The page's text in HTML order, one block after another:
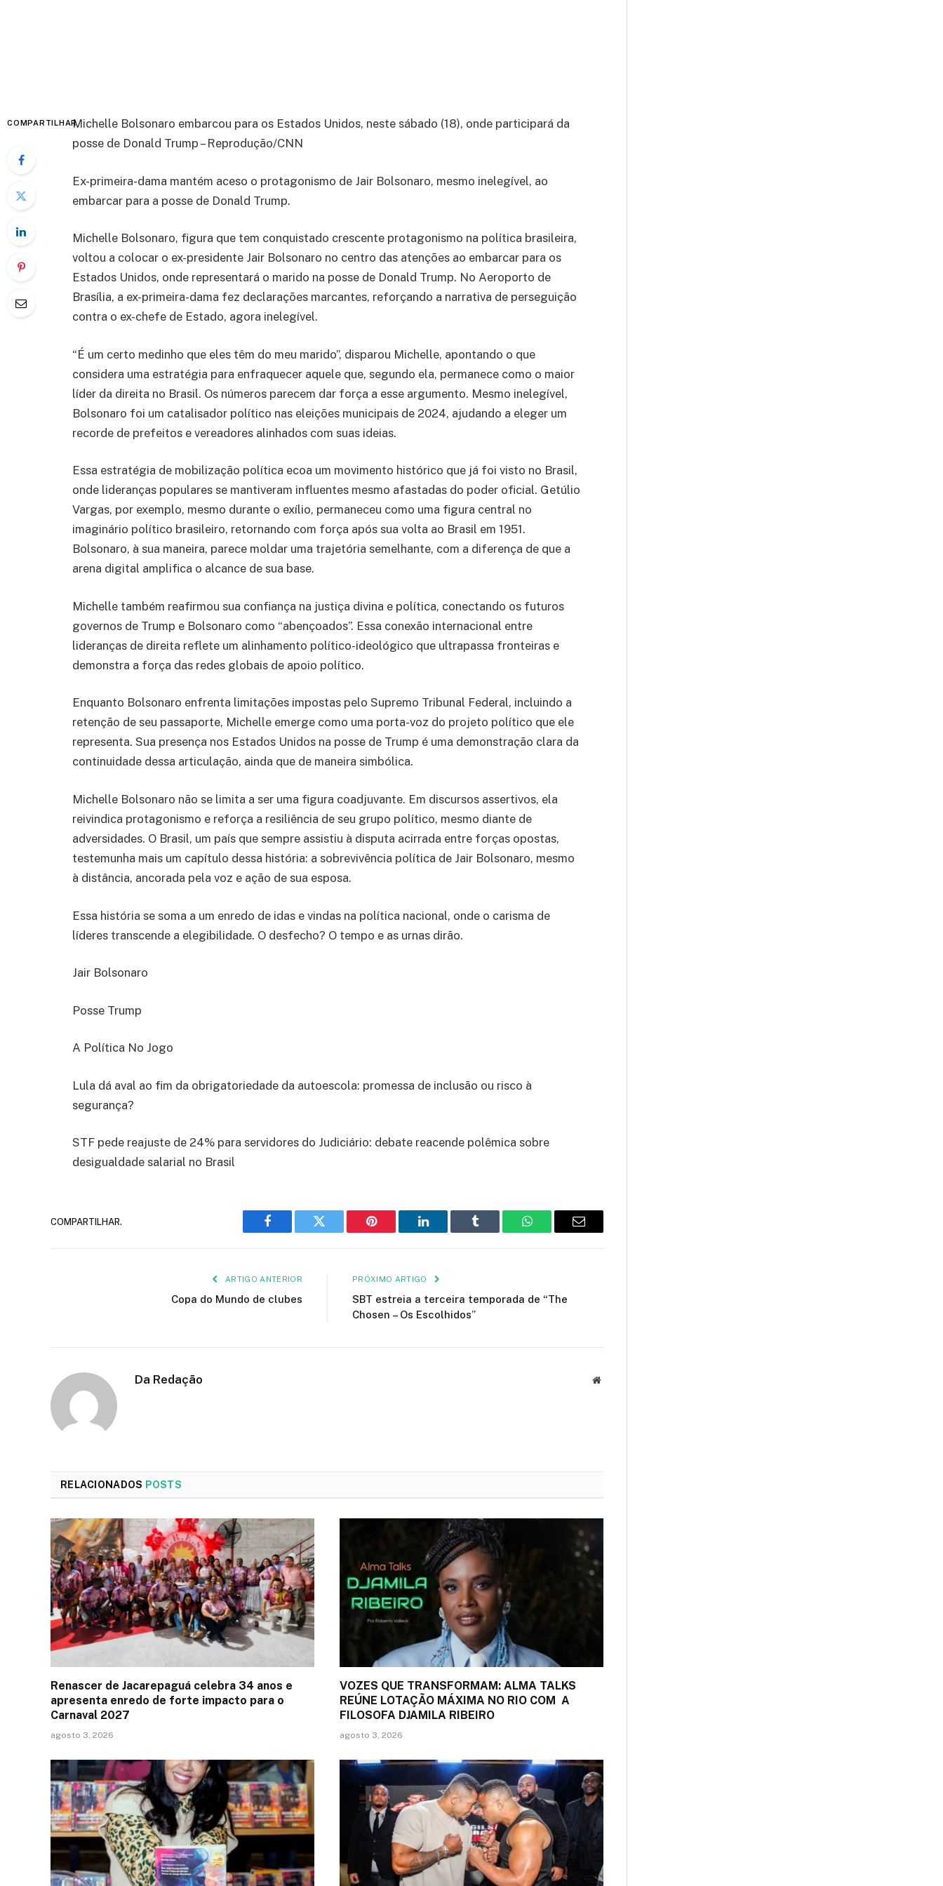
COMPARTILHARMichelle Bolsonaro embarcou para os Estados Unidos, neste sábado (18), onde participará da
posse de Donald Trump – Reprodução/CNN
Ex-primeira-dama mantém aceso o protagonismo de Jair Bolsonaro, mesmo inelegível, ao
embarcar para a posse de Donald Trump.
Michelle Bolsonaro, figura que tem conquistado crescente protagonismo na política brasileira,
voltou a colocar o ex-presidente Jair Bolsonaro no centro das atenções ao embarcar para os
Estados Unidos, onde representará o marido na posse de Donald Trump. No Aeroporto de
Brasília, a ex-primeira-dama fez declarações marcantes, reforçando a narrativa de perseguição
contra o ex-chefe de Estado, agora inelegível.
“É um certo medinho que eles têm do meu marido”, disparou Michelle, apontando o que
considera uma estratégia para enfraquecer aquele que, segundo ela, permanece como o maior
líder da direita no Brasil. Os números parecem dar força a esse argumento. Mesmo inelegível,
Bolsonaro foi um catalisador político nas eleições municipais de 2024, ajudando a eleger um
recorde de prefeitos e vereadores alinhados com suas ideias.
Essa estratégia de mobilização política ecoa um movimento histórico que já foi visto no Brasil,
onde lideranças populares se mantiveram influentes mesmo afastadas do poder oficial. Getúlio
Vargas, por exemplo, mesmo durante o exílio, permaneceu como uma figura central no
imaginário político brasileiro, retornando com força após sua volta ao Brasil em 1951.
Bolsonaro, à sua maneira, parece moldar uma trajetória semelhante, com a diferença de que a
arena digital amplifica o alcance de sua base.
Michelle também reafirmou sua confiança na justiça divina e política, conectando os futuros
governos de Trump e Bolsonaro como “abençoados”. Essa conexão internacional entre
lideranças de direita reflete um alinhamento político-ideológico que ultrapassa fronteiras e
demonstra a força das redes globais de apoio político.
Enquanto Bolsonaro enfrenta limitações impostas pelo Supremo Tribunal Federal, incluindo a
retenção de seu passaporte, Michelle emerge como uma porta-voz do projeto político que ele
representa. Sua presença nos Estados Unidos na posse de Trump é uma demonstração clara da
continuidade dessa articulação, ainda que de maneira simbólica.
Michelle Bolsonaro não se limita a ser uma figura coadjuvante. Em discursos assertivos, ela
reivindica protagonismo e reforça a resiliência de seu grupo político, mesmo diante de
adversidades. O Brasil, um país que sempre assistiu à disputa acirrada entre forças opostas,
testemunha mais um capítulo dessa história: a sobrevivência política de Jair Bolsonaro, mesmo
à distância, ancorada pela voz e ação de sua esposa.
Essa história se soma a um enredo de idas e vindas na política nacional, onde o carisma de
líderes transcende a elegibilidade. O desfecho? O tempo e as urnas dirão.
Jair Bolsonaro
Posse Trump
A Política No Jogo
Lula dá aval ao fim da obrigatoriedade da autoescola: promessa de inclusão ou risco à
segurança?
STF pede reajuste de 24% para servidores do Judiciário: debate reacende polêmica sobre
desigualdade salarial no Brasil
COMPARTILHAR.
Facebook Twitter Pinterest LinkedIn Tumblr WhatsAppE-
ARTIGO ANTERIOR
Copa do Mundo de clubes
PRÓXIMO ARTIGO
SBT estreia a terceira temporada de “The
Chosen – Os Escolhidos”
Da Redação Site
RELACIONADOS POSTS
Renascer de Jacarepaguá celebra 34 anos e
apresenta enredo de forte impacto para o
Carnaval 2027
agosto 3, 2026
VOZES QUE TRANSFORMAM: ALMA TALKS
REÚNE LOTAÇÃO MÁXIMA NO RIO COM A
FILOSOFA DJAMILA RIBEIRO
agosto 3, 2026